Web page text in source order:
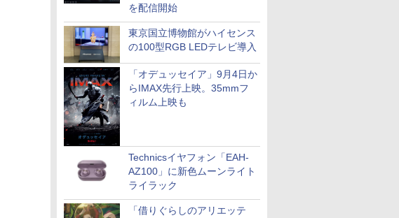
を配信開始
東京国立博物館がハイセンス
の100型RGB LEDテレビ導入
「オデュッセイア」9月4日か
らIMAX先行上映。35mmフ
ィルム上映も
Technicsイヤフォン「EAH-
AZ100」に新色ムーンライト
ライラック
「借りぐらしのアリエッテ